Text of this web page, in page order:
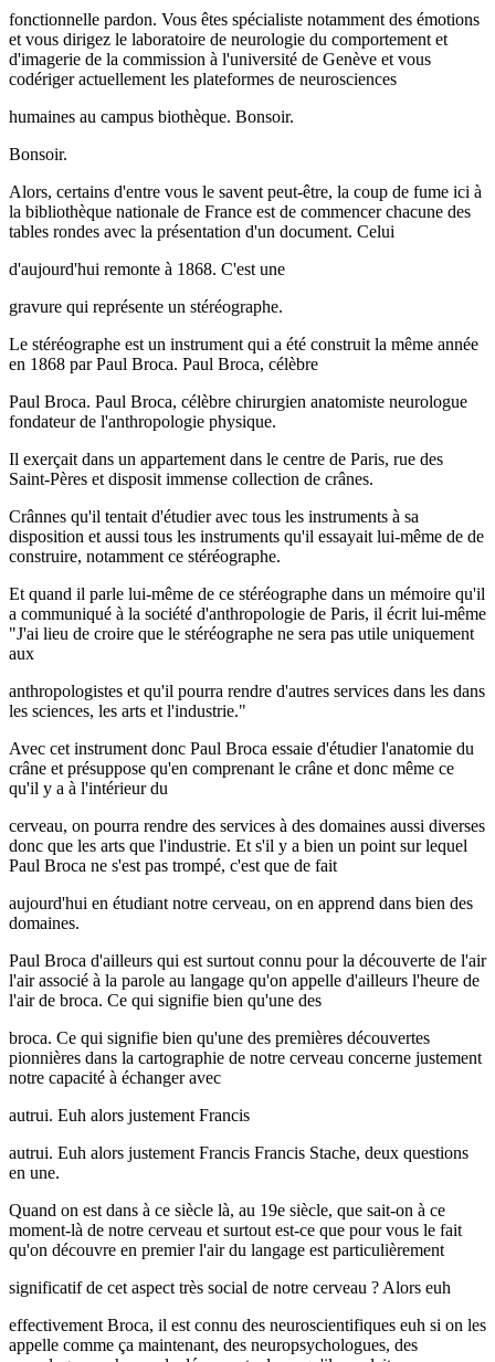
fonctionnelle pardon. Vous êtes spécialiste notamment des émotions
et vous dirigez le laboratoire de neurologie du comportement et
d'imagerie de la commission à l'université de Genève et vous
codériger actuellement les plateformes de neurosciences
humaines au campus biothèque. Bonsoir.
Bonsoir.
Alors, certains d'entre vous le savent peut-être, la coup de fume ici à
la bibliothèque nationale de France est de commencer chacune des
tables rondes avec la présentation d'un document. Celui
d'aujourd'hui remonte à 1868. C'est une
gravure qui représente un stéréographe.
Le stéréographe est un instrument qui a été construit la même année
en 1868 par Paul Broca. Paul Broca, célèbre
Paul Broca. Paul Broca, célèbre chirurgien anatomiste neurologue
fondateur de l'anthropologie physique.
Il exerçait dans un appartement dans le centre de Paris, rue des
Saint-Pères et disposit immense collection de crânes.
Crânnes qu'il tentait d'étudier avec tous les instruments à sa
disposition et aussi tous les instruments qu'il essayait lui-même de de
construire, notamment ce stéréographe.
Et quand il parle lui-même de ce stéréographe dans un mémoire qu'il
a communiqué à la société d'anthropologie de Paris, il écrit lui-même
"J'ai lieu de croire que le stéréographe ne sera pas utile uniquement
aux
anthropologistes et qu'il pourra rendre d'autres services dans les dans
les sciences, les arts et l'industrie."
Avec cet instrument donc Paul Broca essaie d'étudier l'anatomie du
crâne et présuppose qu'en comprenant le crâne et donc même ce
qu'il y a à l'intérieur du
cerveau, on pourra rendre des services à des domaines aussi diverses
donc que les arts que l'industrie. Et s'il y a bien un point sur lequel
Paul Broca ne s'est pas trompé, c'est que de fait
aujourd'hui en étudiant notre cerveau, on en apprend dans bien des
domaines.
Paul Broca d'ailleurs qui est surtout connu pour la découverte de l'air
l'air associé à la parole au langage qu'on appelle d'ailleurs l'heure de
l'air de broca. Ce qui signifie bien qu'une des
broca. Ce qui signifie bien qu'une des premières découvertes
pionnières dans la cartographie de notre cerveau concerne justement
notre capacité à échanger avec
autrui. Euh alors justement Francis
autrui. Euh alors justement Francis Francis Stache, deux questions
en une.
Quand on est dans à ce siècle là, au 19e siècle, que sait-on à ce
moment-là de notre cerveau et surtout est-ce que pour vous le fait
qu'on découvre en premier l'air du langage est particulièrement
significatif de cet aspect très social de notre cerveau ? Alors euh
effectivement Broca, il est connu des neuroscientifiques euh si on les
appelle comme ça maintenant, des neuropsychologues, des